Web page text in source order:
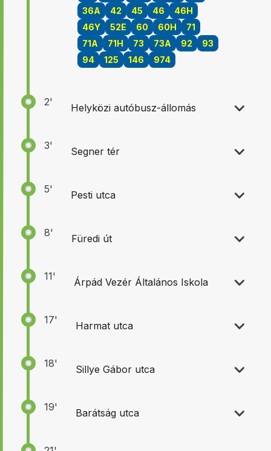
36A
42 45 46
46H
46Y
52E 60 60H
71
71A
71H 73 73A 92
93
94
125 146 974
2' Helyközi autóbusz-állomás
3' Segner tér
5' Pesti utca
8' Füredi út
11' Árpád Vezér Általános Iskola
17' Harmat utca
18' Sillye Gábor utca
19' Barátság utca